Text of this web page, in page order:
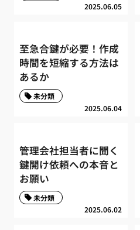
2025.06.05
至急合鍵が必要！作成
時間を短縮する方法は
あるか
2025.06.04
未分類
管理会社担当者に聞く
鍵開け依頼への本音と
お願い
2025.06.02
未分類